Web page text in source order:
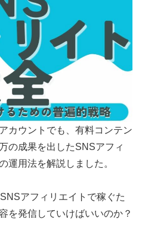
カウントでも、有料コンテン
の成果を出したSNSアフィ
運用法を解説しました。
アフィリエイトで稼ぐた
を発信していけばいいのか？